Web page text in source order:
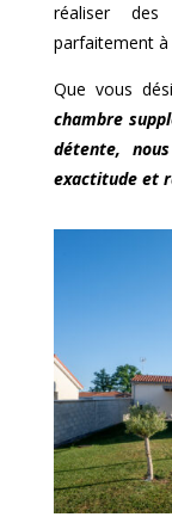
réaliser des
parfaitement
Que vous
chambre
détente,
exactitude et